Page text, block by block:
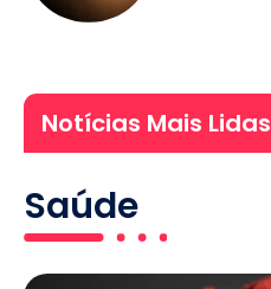
Notícias Mais Lidas
Saúde